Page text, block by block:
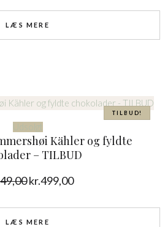
LÆS MERE
TILBUD!
Udsolgt
Kähler og fyldte
– TILBUD
Den
pris
var:
kr.849,00.
kr.499,00
Den
er:
kr.499,00.
LÆS MERE